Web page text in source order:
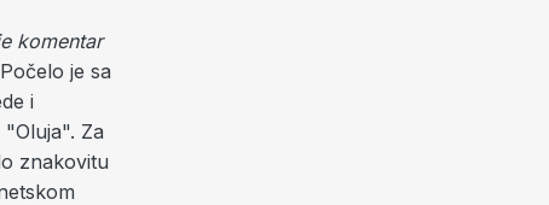
komentar
Počelo je sa
i
Za
znakovitu